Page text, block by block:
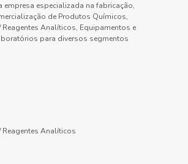
empresa especializada na fabricação,
de Produtos Químicos,
Reagentes Analíticos, Equipamentos e
para diversos segmentos
Reagentes Analíticos